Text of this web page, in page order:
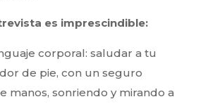
es imprescindible:
corporal: saludar a tu
de pie, con un seguro
manos, sonriendo y mirando a